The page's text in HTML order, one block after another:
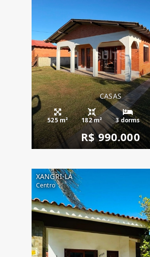
CASAS
525 m² 182 m² 3 dorms
R$ 990.000
XANGRI-LÁ
Centro